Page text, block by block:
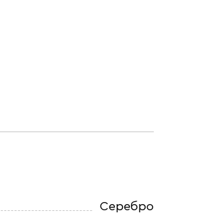
Серебро